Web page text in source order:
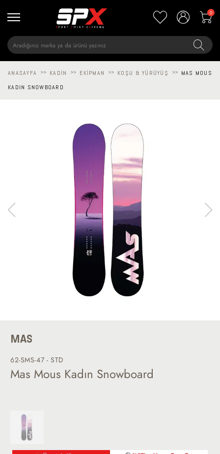
0
ANASAYFA >> KADIN >> EKIPMAN >> KOŞU & YÜRÜYÜŞ >>
MAS MOUS
KADIN SNOWBOARD
MAS
62-SMS-47 - STD
Mas Mous Kadın Snowboard